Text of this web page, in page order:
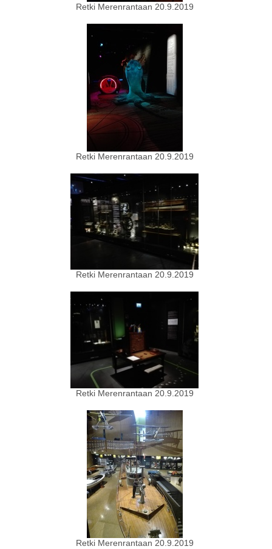
Retki Merenrantaan 20.9.2019
Retki Merenrantaan 20.9.2019
Retki Merenrantaan 20.9.2019
Retki Merenrantaan 20.9.2019
Retki Merenrantaan 20.9.2019